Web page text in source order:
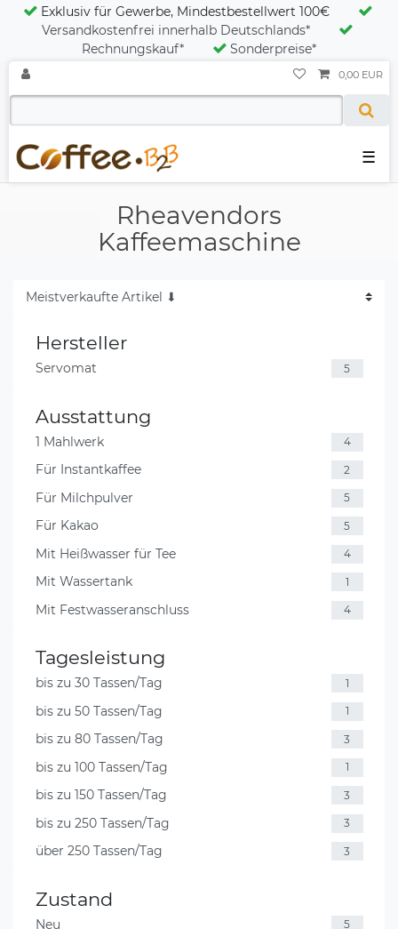
Exklusiv für Gewerbe, Mindestbestellwert 100€
Versandkostenfrei innerhalb Deutschlands*
Rechnungskauf*
Sonderpreise*
☰
0,00 EUR
Rheavendors
Kaffeemaschine
Hersteller
Servomat 5
Ausstattung
1 Mahlwerk 4
Für Instantkaffee 2
Für Milchpulver 5
Für Kakao 5
Mit Heißwasser für Tee 4
Mit Wassertank 1
Mit Festwasseranschluss 4
Tagesleistung
bis zu 30 Tassen/Tag 1
bis zu 50 Tassen/Tag 1
bis zu 80 Tassen/Tag 3
bis zu 100 Tassen/Tag 1
bis zu 150 Tassen/Tag 3
bis zu 250 Tassen/Tag 3
über 250 Tassen/Tag 3
Zustand
Neu 5